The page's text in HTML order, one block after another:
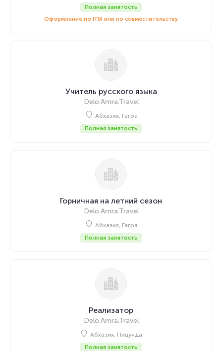
Полная занятость
Оформление по ГПХ или по совместительству
Учитель русского языка
Delo.Amra.Travel
Абхазия, Гагра
Полная занятость
Горничная на летний сезон
Delo.Amra.Travel
Абхазия, Гагра
Полная занятость
Реализатор
Delo.Amra.Travel
Абхазия, Пицунда
Полная занятость